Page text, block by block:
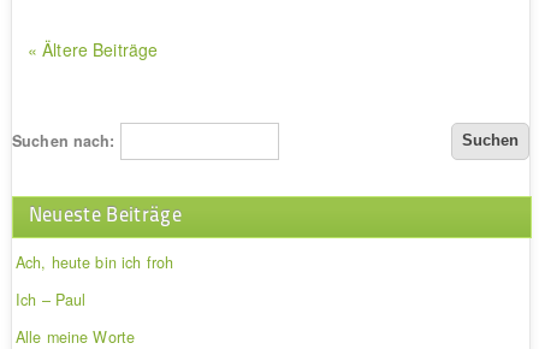
« Ältere Beiträge
Suchen nach:
Neueste Beiträge
Ach, heute bin ich froh
Ich – Paul
Alle meine Worte